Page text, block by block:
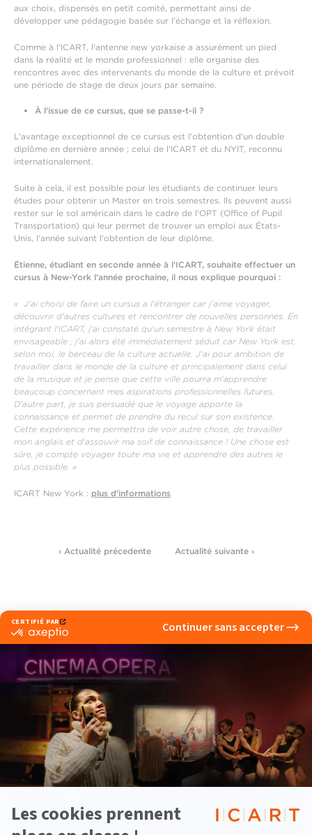
aux choix, dispensés en petit comité, permettant ainsi de
développer une pédagogie basée sur l'échange et la réflexion.
Comme à l'ICART, l'antenne new yorkaise a assurément un pied
dans la réalité et le monde professionnel : elle organise des
rencontres avec des intervenants du monde de la culture et prévoit
une période de stage de deux jours par semaine.
À l'issue de ce cursus, que se passe-t-il ?
L'avantage exceptionnel de ce cursus est l'obtention d'un double
diplôme en dernière année ; celui de l'ICART et du NYIT, reconnu
internationalement.
Suite à cela, il est possible pour les étudiants de continuer leurs
études pour obtenir un Master en trois semestres. Ils peuvent aussi
rester sur le sol américain dans le cadre de l'OPT (Office of Pupil
Transportation) qui leur permet de trouver un emploi aux États-
Unis, l'année suivant l'obtention de leur diplôme.
Étienne, étudiant en seconde année à l'ICART, souhaite effectuer un
cursus à New-York l'année prochaine, il nous explique pourquoi :
« J'ai choisi de faire un cursus a l'étranger car j'aime voyager,
découvrir d'autres cultures et rencontrer de nouvelles personnes. En
intégrant l'ICART, j'ai constaté qu'un semestre à New York était
envisageable ; j'ai alors été immédiatement séduit car New York est,
selon moi, le berceau de la culture actuelle. J'ai pour ambition de
travailler dans le monde de la culture et principalement dans celui
de la musique et je pense que cette ville pourra m'apprendre
beaucoup concernant mes aspirations professionnelles futures.
D'autre part, je suis persuadé que le voyage apporte la
connaissance et permet de prendre du recul sur son existence.
Cette expérience me permettra de voir autre chose, de travailler
mon anglais et d'assouvir ma soif de connaissance ! Une chose est
sûre, je compte voyager toute ma vie et apprendre des autres le
plus possible. »
ICART New York : plus d'informations
‹ Actualité précedente Actualité suivante ›
Voir d'autres actualités
Musique